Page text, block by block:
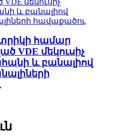
համար
VDE մեկուսիչ
և բանալիով